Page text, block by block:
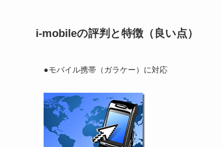
i-mobileの評判と特徴（良い点）
●モバイル携帯（ガラケー）に対応